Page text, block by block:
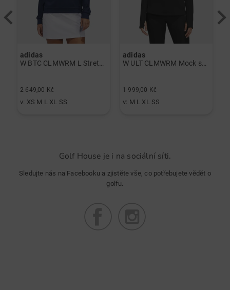
adidas
2 649,00 Kč
v: XS M L XL SS
adidas
W ULT CLMWRM Mock spodní prádlo černá
1 999,00 Kč
v: M L XL SS
Golf House je i na sociální síti.
Sledujte nás na Facebooku a zjistěte vše, co potřebujete vědět o
golfu.